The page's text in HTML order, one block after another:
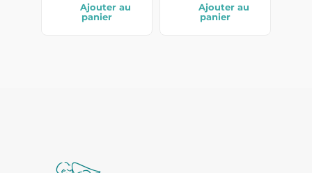
Ajouter au
panier
Ajouter au
panier